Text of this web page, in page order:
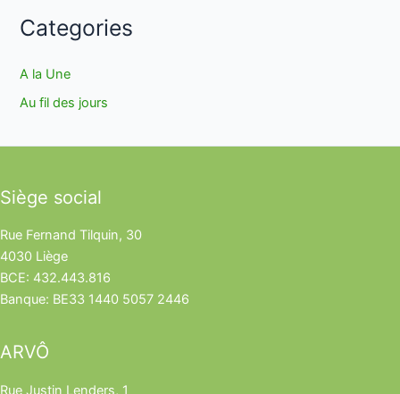
Categories
A la Une
Au fil des jours
Siège social
Rue Fernand Tilquin, 30
4030 Liège
BCE: 432.443.816
Banque: BE33 1440 5057 2446
ARVÔ
Rue Justin Lenders, 1